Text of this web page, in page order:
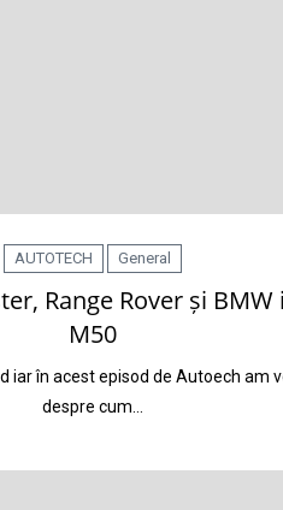
AUTOTECH General
Range Rover și BMW
M50
iar în acest episod de Autoech am
despre cum…